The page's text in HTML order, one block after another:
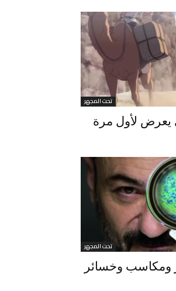
تحت المجهر
يعرض لأول مرة
تحت المجهر
ومكاسب وخسائر